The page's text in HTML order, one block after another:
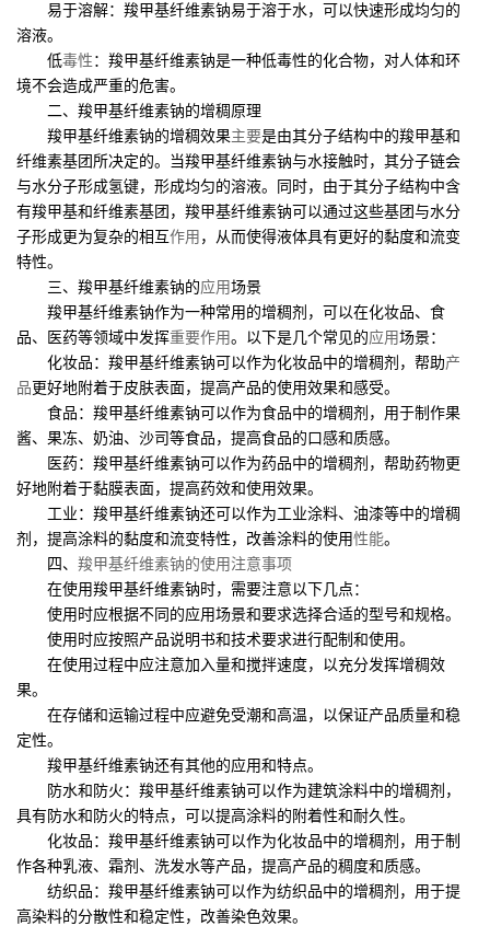
易于溶解：羧甲基纤维素钠易于溶于水，可以快速形成均匀的
溶液。
低毒性：羧甲基纤维素钠是一种低毒性的化合物，对人体和环
境不会造成严重的危害。
二、羧甲基纤维素钠的增稠原理
羧甲基纤维素钠的增稠效果主要是由其分子结构中的羧甲基和
纤维素基团所决定的。当羧甲基纤维素钠与水接触时，其分子链会
与水分子形成氢键，形成均匀的溶液。同时，由于其分子结构中含
有羧甲基和纤维素基团，羧甲基纤维素钠可以通过这些基团与水分
子形成更为复杂的相互作用 ，从而使得液体具有更好的黏度和流变
特性。
三、羧甲基纤维素钠的应用场景
羧甲基纤维素钠作为一种常用的增稠剂，可以在化妆品、食
品、医药等领域中发挥重要作用。以下是几个常见的应用场景：
化妆品：羧甲基纤维素钠可以作为化妆品中的增稠剂，帮助产
品更好地附着于皮肤表面，提高产品的使用效果和感受。
食品：羧甲基纤维素钠可以作为食品中的增稠剂，用于制作果
酱、果冻、奶油、沙司等食品，提高食品的口感和质感。
医药：羧甲基纤维素钠可以作为药品中的增稠剂，帮助药物更
好地附着于黏膜表面，提高药效和使用效果。
工业：羧甲基纤维素钠还可以作为工业涂料、油漆等中的增稠
剂，提高涂料的黏度和流变特性，改善涂料的使用性能。
四、 羧甲基纤维素钠的使用注意事项
在使用羧甲基纤维素钠时，需要注意以下几点：
使用时应根据不同的应用场景和要求选择合适的型号和规格。
使用时应按照产品说明书和技术要求进行配制和使用。
在使用过程中应注意加入量和搅拌速度，以充分发挥增稠效
果。
在存储和运输过程中应避免受潮和高温，以保证产品质量和稳
定性。
羧甲基纤维素钠还有其他的应用和特点。
防水和防火：羧甲基纤维素钠可以作为建筑涂料中的增稠剂，
具有防水和防火的特点，可以提高涂料的附着性和耐久性。
化妆品：羧甲基纤维素钠可以作为化妆品中的增稠剂，用于制
作各种乳液、霜剂、洗发水等产品，提高产品的稠度和质感。
纺织品：羧甲基纤维素钠可以作为纺织品中的增稠剂，用于提
高染料的分散性和稳定性，改善染色效果。